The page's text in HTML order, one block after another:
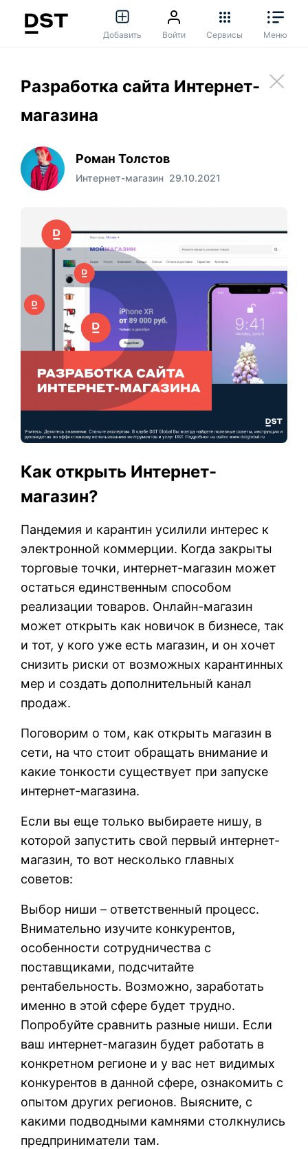
Добавить Войти Сервисы Меню
Разработка сайта Интернет-
магазина
Роман Толстов
Интернет-магазин 29.10.2021
Как открыть Интернет-
магазин?
Пандемия и карантин усилили интерес к
электронной коммерции. Когда закрыты
торговые точки, интернет-магазин может
остаться единственным способом
реализации товаров. Онлайн-магазин
может открыть как новичок в бизнесе, так
и тот, у кого уже есть магазин, и он хочет
снизить риски от возможных карантинных
мер и создать дополнительный канал
продаж.
Поговорим о том, как открыть магазин в
сети, на что стоит обращать внимание и
какие тонкости существует при запуске
интернет-магазина.
Если вы еще только выбираете нишу, в
которой запустить свой первый интернет-
магазин, то вот несколько главных
советов:
Выбор ниши – ответственный процесс.
Внимательно изучите конкурентов,
особенности сотрудничества с
поставщиками, подсчитайте
рентабельность. Возможно, заработать
именно в этой сфере будет трудно.
Попробуйте сравнить разные ниши. Если
ваш интернет-магазин будет работать в
конкретном регионе и у вас нет видимых
конкурентов в данной сфере, ознакомить с
опытом других регионов. Выясните, с
какими подводными камнями столкнулись
предприниматели там.